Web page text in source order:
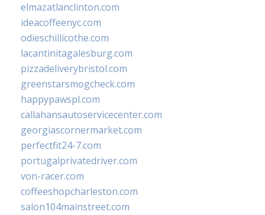
elmazatlanclinton.com
ideacoffeenyc.com
odieschillicothe.com
lacantinitagalesburg.com
pizzadeliverybristol.com
greenstarsmogcheck.com
happypawspl.com
callahansautoservicecenter.com
georgiascornermarket.com
perfectfit24-7.com
portugalprivatedriver.com
von-racer.com
coffeeshopcharleston.com
salon104mainstreet.com